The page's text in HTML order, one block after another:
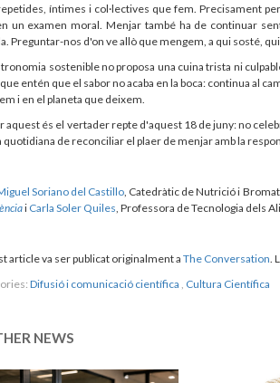
íntimes i col·lectives que fem. Precisament
un examen moral. Menjar també ha de continuar
Preguntar-nos d'on ve allò que mengem, a qui sosté,
sostenible no proposa una cuina trista ni
entén que el sabor no acaba en la boca: continua al
i en el planeta que deixem.
aquest és el vertader repte d'aquest 18 de juny: no
de reconciliar el plaer de menjar amb la
Soriano del Castillo , Catedràtic de Nutrició i
i Carla Soler Quiles , Professora de Tecnologia dels
article va ser publicat originalment aThe Conversation .
Difusió i comunicació científica Cultura Científica
NEWS